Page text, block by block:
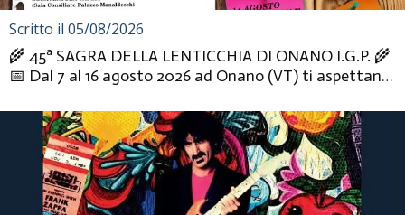
Scritto il 05/08/2026
🌾 45ª SAGRA DELLA LENTICCHIA DI ONANO I.G.P. 🌾
📅 Dal 7 al 16 agosto 2026 ad Onano (VT) ti aspettano